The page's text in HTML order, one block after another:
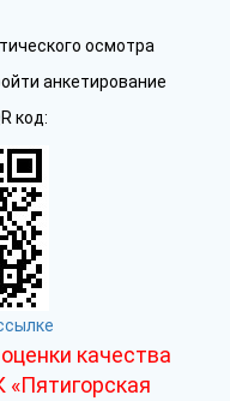
осмотра
анкетирование
код:
качества